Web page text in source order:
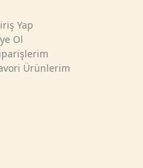
Yap
Ol
Ürünlerim